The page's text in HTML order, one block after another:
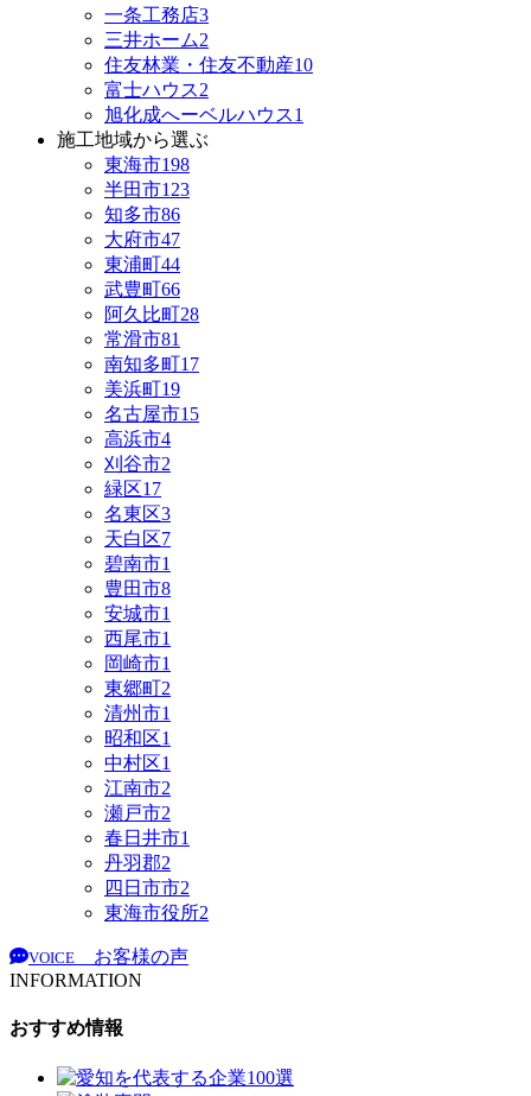
一条工務店3
三井ホーム2
住友林業・住友不動産10
富士ハウス2
旭化成へーベルハウス1
施工地域から選ぶ
東海市198
半田市123
知多市86
大府市47
東浦町44
武豊町66
阿久比町28
常滑市81
南知多町17
美浜町19
名古屋市15
高浜市4
刈谷市2
緑区17
名東区3
天白区7
碧南市1
豊田市8
安城市1
西尾市1
岡崎市1
東郷町2
清州市1
昭和区1
中村区1
江南市2
瀬戸市2
春日井市1
丹羽郡2
四日市市2
東海市役所2
VOICE
お客様の声
INFORMATION
おすすめ情報